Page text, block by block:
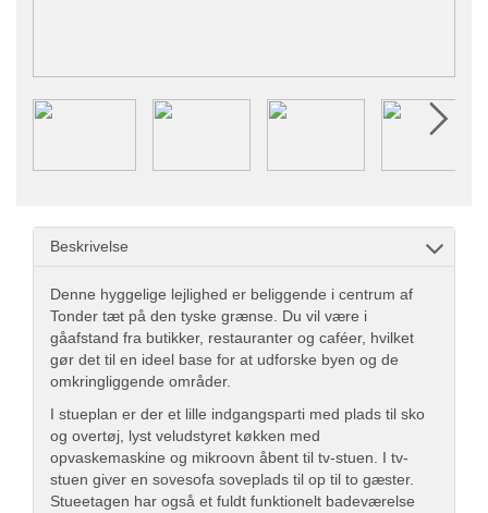
Beskrivelse
Denne hyggelige lejlighed er beliggende i centrum af
Tonder tæt på den tyske grænse. Du vil være i
gåafstand fra butikker, restauranter og caféer, hvilket
gør det til en ideel base for at udforske byen og de
omkringliggende områder.
I stueplan er der et lille indgangsparti med plads til sko
og overtøj, lyst veludstyret køkken med
opvaskemaskine og mikroovn åbent til tv-stuen. I tv-
stuen giver en sovesofa soveplads til op til to gæster.
Stueetagen har også et fuldt funktionelt badeværelse